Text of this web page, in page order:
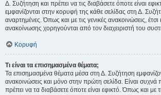
Δ. Συζήτηση και πρέπει να τις διαβάσετε όποτε είναι
εμφανίζονται στην κορυφή της κάθε σελίδας στη Δ.
αναρτημένες. Όπως και με τις γενικές ανακοινώσεις, έτσι
ανακοίνωσης χορηγούνται από τον διαχειριστή του
Κορυφή
Τι είναι τα επισημασμένα θέματα;
Τα επισημασμένα θέματα μέσα στη Δ. Συζήτηση
ανακοινώσεις και μόνο στην πρώτη σελίδα. Είναι συχνά
πρέπει να τα διαβάσετε όποτε είναι εφικτό. Όπως και με